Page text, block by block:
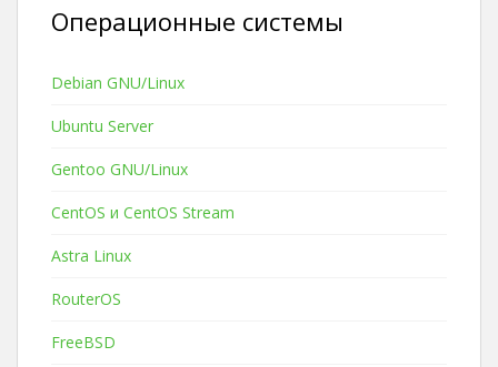
Операционные системы
Debian GNU/Linux
Ubuntu Server
Gentoo GNU/Linux
CentOS и CentOS Stream
Astra Linux
RouterOS
FreeBSD